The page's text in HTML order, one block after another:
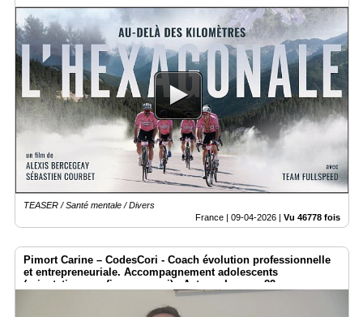
TEASER / Santé mentale / Divers
France | 09-04-2026 Vu 46778 fois
Pimort Carine – CodesCori - Coach évolution professionnelle
et entrepreneuriale. Accompagnement adolescents
(orientation, confiance en soi) - Acteurs Locaux 82